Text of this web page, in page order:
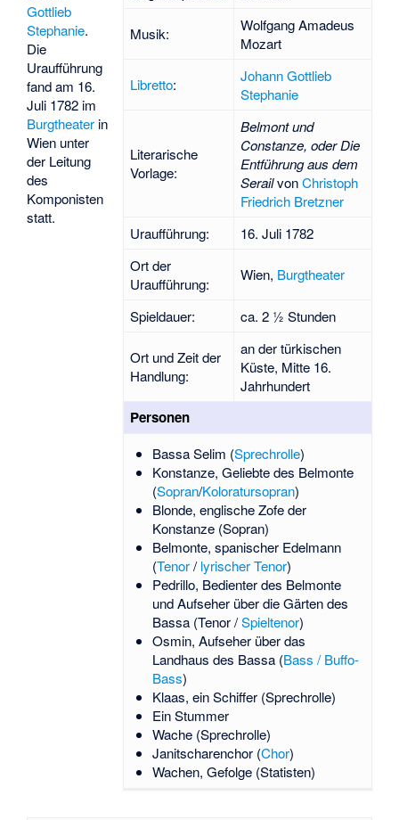
Musik:
Wolfgang Amadeus
Mozart
Libretto:
Johann Gottlieb
Stephanie
Literarische
Vorlage:
Belmont und
Constanze, oder Die
Entführung aus dem
SerailvonChristoph
Friedrich Bretzner
Uraufführung:
16. Juli 1782
Ort der
Uraufführung:
Wien, Burgtheater
Spieldauer: ca. 2 ½ Stunden
Ort und Zeit der
Handlung:
an der türkischen
Küste, Mitte 16.
Jahrhundert
Personen
Bassa Selim (Sprechrolle)
Konstanze, Geliebte des Belmonte
(Sopran/Koloratursopran)
Blonde, englische Zofe der
Konstanze (Sopran)
Belmonte, spanischer Edelmann
(Tenor/lyrischer Tenor)
Pedrillo, Bedienter des Belmonte
und Aufseher über die Gärten des
Bassa (Tenor /Spieltenor)
Osmin, Aufseher über das
Landhaus des Bassa (Bass / Buffo-
Bass)
Klaas, ein Schiffer (Sprechrolle)
Ein Stummer
Wache (Sprechrolle)
Janitscharenchor (Chor)
Wachen, Gefolge (Statisten)
Gottlieb
Stephanie.
Die
Uraufführung
fand am 16.
Juli 1782 im
Burgtheater in
Wien unter
der Leitung
des
Komponisten
statt.